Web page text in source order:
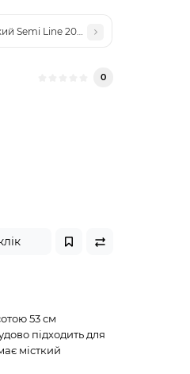
Semi Line 20 Grey/Black (A3023-8)
0
53 см
підходить для
місткий